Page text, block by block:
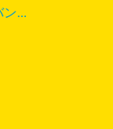
...